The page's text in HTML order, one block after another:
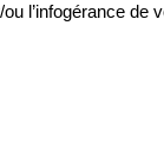
l’infogérance de